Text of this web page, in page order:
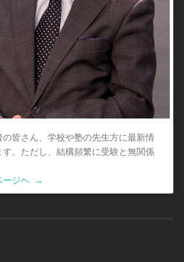
の皆さん、学校や塾の先生方に最新情
。ただし、結構頻繁に受験と無関係
ージヘ
→